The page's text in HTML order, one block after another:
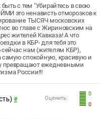
быть с тем "Убирайтесь в свою
это ненависть отморозков к
ТЫСЯЧ московских
во главе с Жириновским на
жителей Кавказа! А что
в КБР- для тебя это
сейчас нам (жителям КБР),
самую спокойную, красивую и
превращают ежедневными
России!!!
0
0
Оценить:
#